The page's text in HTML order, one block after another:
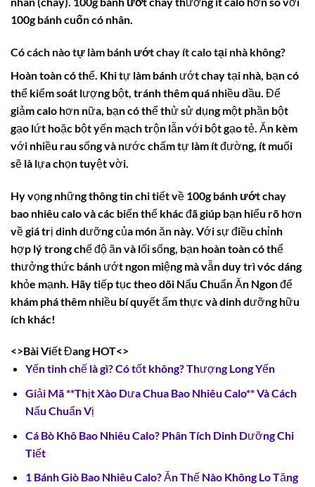
100g bánh cuốncó nhân.
Có cách nào tự làm bánh ướt chay ít calo tại nhà không?
Hoàn toàn có thể. Khi tự làm bánh ướt chay tại nhà, bạn có
thể kiểm soát lượng bột, tránh thêm quá nhiều dầu. Để
giảm calo hơn nữa, bạn có thể thử sử dụng một phần bột
gạo lứt hoặc bột yến mạch trộn lẫn với bột gạo tẻ. Ăn kèm
với nhiều rau sống và nước chấm tự làm ít đường, ít muối
sẽ là lựa chọn tuyệt vời.
Hy vọng những thông tin chi tiết về 100g bánh ướt chay
bao nhiêu calovà các biến thể khác đã giúp bạn hiểu rõ hơn
về giá trị dinh dưỡng của món ăn này. Với sự điều chỉnh
hợp lý trong chế độ ăn và lối sống, bạn hoàn toàn có thể
thưởng thức bánh ướt ngon miệng mà vẫn duy trì vóc dáng
khỏe mạnh. Hãy tiếp tục theo dõi Nấu Chuẩn Ăn Ngon để
khám phá thêm nhiều bí quyết ẩm thực và dinh dưỡng hữu
ích khác!
<>Bài Viết Đang HOT<>
Yến tinh chế là gì? Có tốt không? Thượng Long Yến
Giải Mã **Thịt Xào Dưa Chua Bao Nhiêu Calo** Và Cách
Nấu Chuẩn Vị
Cá Bò Khô Bao Nhiêu Calo? Phân Tích Dinh Dưỡng Chi
Tiết
1 Bánh Giò Bao Nhiêu Calo? Ăn Thế Nào Không Lo Tăng